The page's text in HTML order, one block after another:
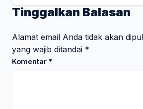
Tinggalkan Balasan
Alamat email Anda tidak akan
yang wajib ditandai *
Komentar *